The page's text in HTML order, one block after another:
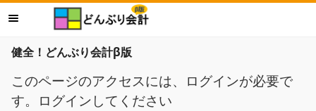
健全！どんぶり会計β版
このページのアクセスには、ログインが必要で
す。ログインしてください